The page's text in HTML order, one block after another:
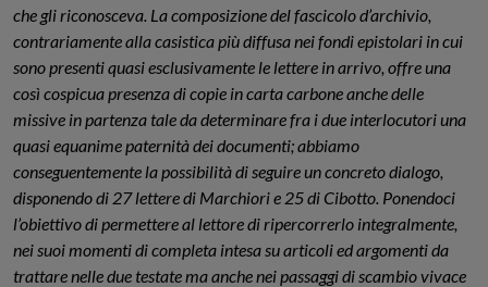
che gli riconosceva. La composizione del fascicolo d’archivio,
contrariamente alla casistica più diffusa nei fondi epistolari in cui
sono presenti quasi esclusivamente le lettere in arrivo, offre una
così cospicua presenza di copie in carta carbone anche delle
missive in partenza tale da determinare fra i due interlocutori una
quasi equanime paternità dei documenti; abbiamo
conseguentemente la possibilità di seguire un concreto dialogo,
disponendo di 27 lettere di Marchiori e 25 di Cibotto. Ponendoci
l’obiettivo di permettere al lettore di ripercorrerlo integralmente,
nei suoi momenti di completa intesa su articoli ed argomenti da
trattare nelle due testate ma anche nei passaggi di scambio vivace